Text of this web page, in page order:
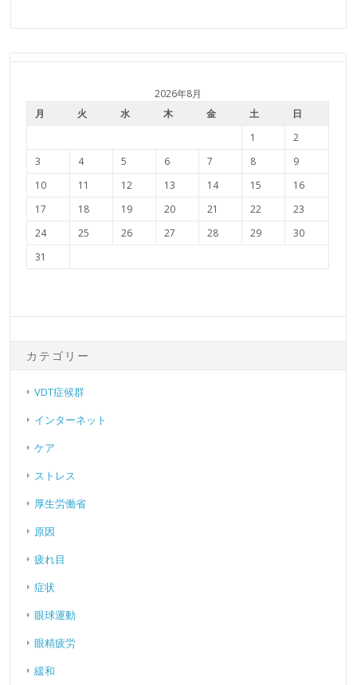
2026年8月
月
火 水 木 金 土
日
1
2
3
4 5 6 7 8
9
10
11 12 13 14 15
16
17
18 19 20 21 22
23
24
25 26 27 28 29
30
31
カテゴリー
VDT症候群
インターネット
ケア
ストレス
厚生労働省
原因
疲れ目
症状
眼球運動
眼精疲労
緩和